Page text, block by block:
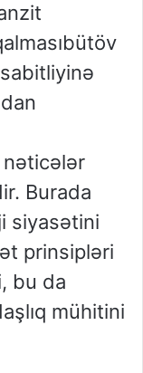
bütöv
sabitliyinə
nəticələr
. Burada
siyasətini
prinsipləri
, bu da
mühitini